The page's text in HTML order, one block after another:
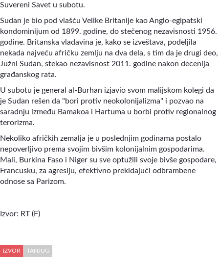
Suvereni Savet u subotu.
Sudan je bio pod vlašću Velike Britanije kao Anglo-egipatski
kondominijum od 1899. godine, do stečenog nezavisnosti 1956.
godine. Britanska vladavina je, kako se izveštava, podeljila
nekada najveću afričku zemlju na dva dela, s tim da je drugi deo,
Južni Sudan, stekao nezavisnost 2011. godine nakon decenija
građanskog rata.
U subotu je general al-Burhan izjavio svom malijskom kolegi da
je Sudan rešen da "bori protiv neokolonijalizma" i pozvao na
saradnju između Bamakoa i Hartuma u borbi protiv regionalnog
terorizma.
Nekoliko afričkih zemalja je u poslednjim godinama postalo
nepoverljivo prema svojim bivšim kolonijalnim gospodarima.
Mali, Burkina Faso i Niger su sve optužili svoje bivše gospodare,
Francusku, za agresiju, efektivno prekidajući odbrambene
odnose sa Parizom.
Izvor: RT (F)
IZVOR TANJUG